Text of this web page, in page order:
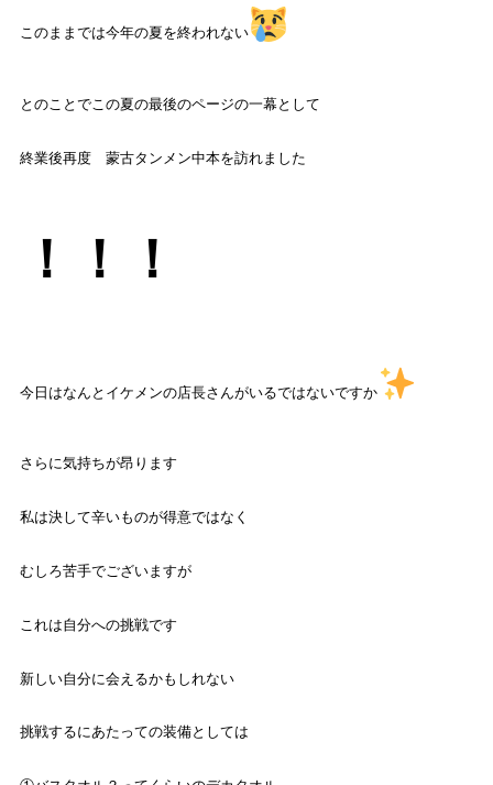
このままでは今年の夏を終われない
とのことでこの夏の最後のページの一幕として
終業後再度 蒙古タンメン中本を訪れました
！！！
今日はなんとイケメンの店長さんがいるではないですか
さらに気持ちが昂ります
私は決して辛いものが得意ではなく
むしろ苦手でございますが
これは自分への挑戦です
新しい自分に会えるかもしれない
挑戦するにあたっての装備としては